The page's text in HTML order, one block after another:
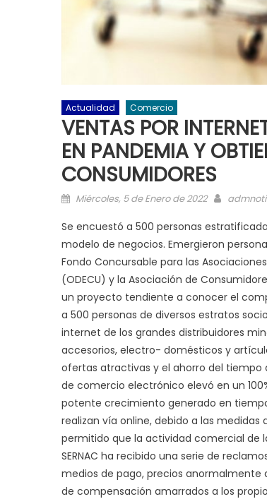
Actualidad Comercio
VENTAS POR
EN PANDEMIA Y
CONSUMIDORES
Posted on
Miércoles, 5 de Enero de 2022 Author
Se encuestó a 500 personas
modelo de negocios. Emergieron
Fondo Concursable para las
(ODECU) y la Asociación de
un proyecto tendiente a conocer el
a 500 personas de diversos estratos
internet de los grandes distribuidores
accesorios, electro- domésticos y
ofertas atractivas y el ahorro del tiempo
de comercio electrónico elevó en un
potente crecimiento generado en
realizan vía online, debido a las
permitido que la actividad comercial de
SERNAC ha recibido una serie de
medios de pago, precios
de compensación amarrados a los